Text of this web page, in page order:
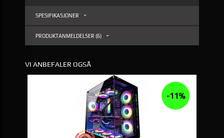
SPESIFIKASJONER
PRODUKTANMELDELSER (6)
VI ANBEFALER OGSÅ
-11%